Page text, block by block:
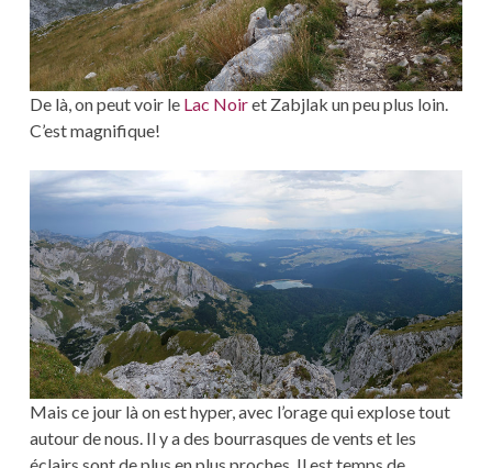
De là, on peut voir le Lac Noiret Zabjlak un peu plus loin.
C’est magnifique!
Mais ce jour là on est hyper, avec l’orage qui explose tout
autour de nous. Il y a des bourrasques de vents et les